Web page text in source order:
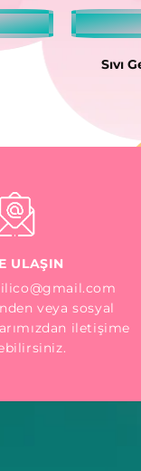
Sıvı
ULAŞIN
veya sosyal
iletişime